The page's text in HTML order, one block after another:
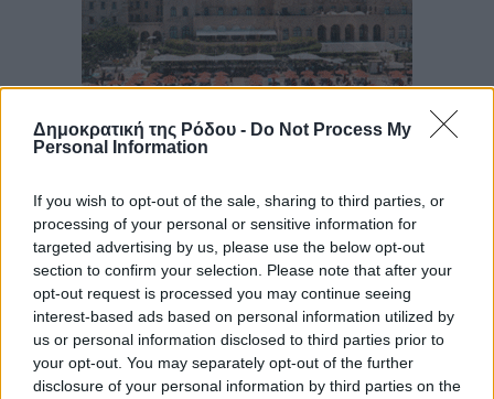
Δημοκρατική της Ρόδου - Do Not Process My
Personal Information
If you wish to opt-out of the sale, sharing to third parties, or
processing of your personal or sensitive information for
targeted advertising by us, please use the below opt-out
section to confirm your selection. Please note that after your
opt-out request is processed you may continue seeing
interest-based ads based on personal information utilized by
us or personal information disclosed to third parties prior to
your opt-out. You may separately opt-out of the further
disclosure of your personal information by third parties on the